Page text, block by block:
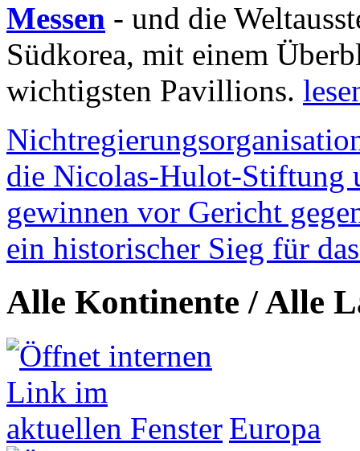
Messen - und die
Südkorea, mit einem
wichtigsten Pavillions.
die Nicolas-Hulot-Stiftung
gewinnen vor Gericht
ein historischer Sieg für
Alle Kontinente / Alle
Europa